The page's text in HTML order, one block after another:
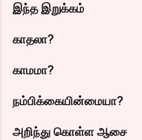
இந்த இறுக்கம்
காதலா?
காமமா?
நம்பிக்கையின்மையா?
அறிந்து கொள்ள ஆசை